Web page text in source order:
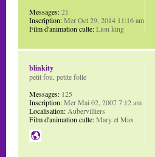
Messages:21
Inscription:Mer Oct 29, 2014 11:16 am
Film d'animation culte:Lion king
blinkity
petit fou, petite folle
Messages: 125
Inscription:Mer Mai 02, 2007 7:12 am
Localisation: Aubervilliers
Film d'animation culte:Mary et Max